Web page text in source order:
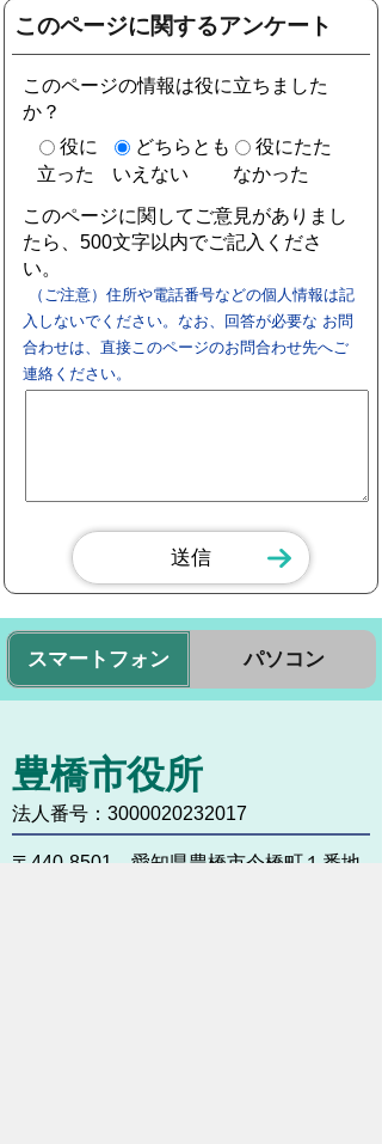
このページに関するアンケート
このページの情報は役に立ちました
か？
役に
立った
どちらとも
いえない
役にたた
なかった
このページに関してご意見がありまし
たら、500文字以内でご記入くださ
い。
（ご注意）住所や電話番号などの個人情報は記
入しないでください。なお、回答が必要な お問
合わせは、直接このページのお問合わせ先へご
連絡ください。
スマートフォン パソコン
豊橋市役所
法人番号：3000020232017
〒440-8501 愛知県豊橋市今橋町１番地